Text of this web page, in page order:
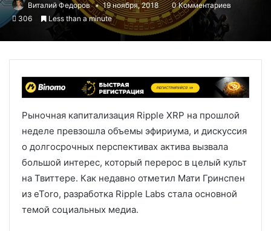
Виталий Федоров 19 ноября, 2018
0 Комментариев
306
Less than a minute
Рыночная капитализация Ripple XRP на прошлой
неделе превзошла объемы эфириума, и дискуссия
о долгосрочных перспективах актива вызвала
большой интерес, который перерос в целый культ
на Твиттере. Как недавно отметил Мати Гринспен
из eToro, разработка Ripple Labs стала основной
темой социальных медиа.